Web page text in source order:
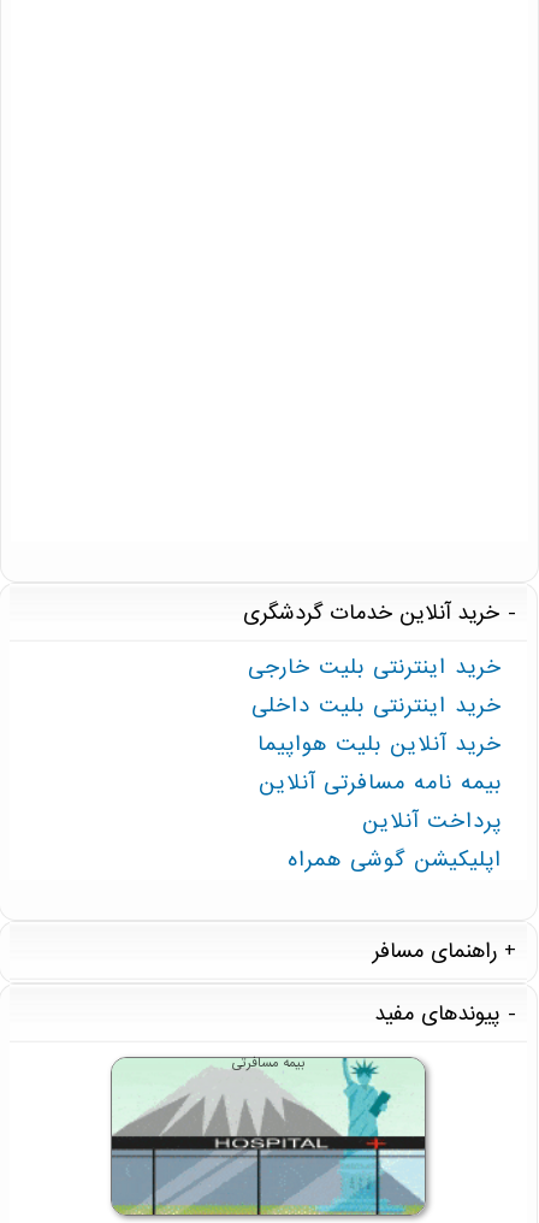
خرید آنلاین خدمات گردشگری
خرید اینترنتی بلیت خارجی
خرید اینترنتی بلیت داخلی
خرید آنلاین بلیت هواپیما
بیمه نامه مسافرتی آنلاین
پرداخت آنلاین
اپلیکیشن گوشی همراه
راهنمای مسافر
پیوندهای مفید
بیمه مسافرتی